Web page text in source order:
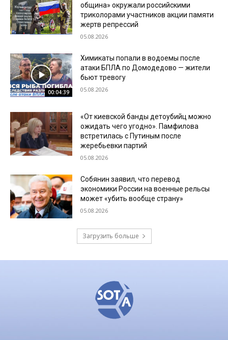
община» окружали российскими
триколорами участников акции памяти
жертв репрессий
05.08.2026
00:04:39
Химикаты попали в водоемы после
атаки БПЛА по Домодедово — жители
бьют тревогу
05.08.2026
«От киевской банды детоубийц можно
ожидать чего угодно». Памфилова
встретилась с Путиным после
жеребьевки партий
05.08.2026
Собянин заявил, что перевод
экономики России на военные рельсы
может «убить вообще страну»
05.08.2026
Загрузить больше